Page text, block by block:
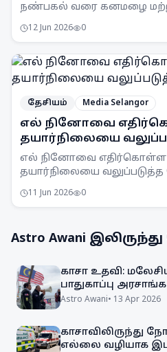
நண்பகல் வரை கனமழை
எச்சரிக்கை விடுத்துள்ளது.
12 Jun 2026 0
தேசியம் Media Selangor
எல் நினோவை
தயார்நிலையை
எல் நினோவை எதிர்கொள்ள
தயார்நிலையை
விழிப்புணர்வு
11 Jun 2026 0
Astro Awani
காசா உதவி:
பாதுகாப்பு
Astro Awani• 13 Apr 2026
காசாவிலிருந்து
எல்லை வழியாக